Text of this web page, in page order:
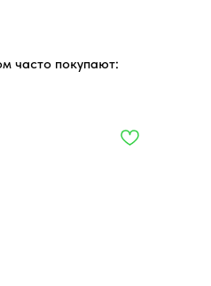
часто покупают: